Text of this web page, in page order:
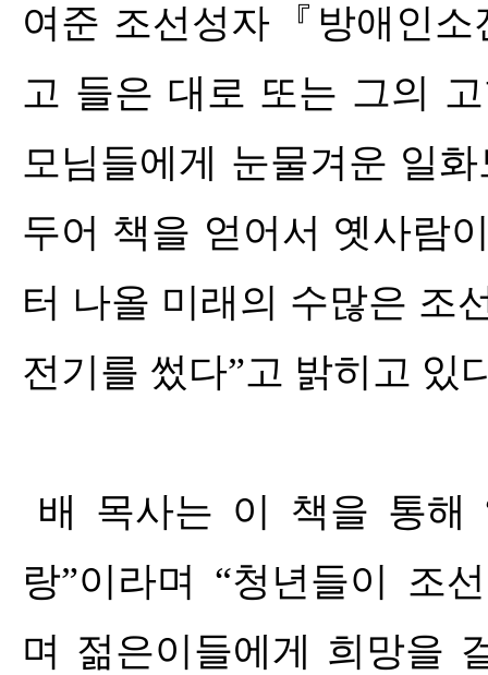
여준 조선성자 『 방애인소
고 들은 대로 또는 그의
모님들에게 눈물겨운 일
두어 책을 얻어서 옛사람
터 나올 미래의 수많은 조
전기를 썼다”고 밝히고 있
배 목사는 이 책을 통해
랑”이라며 “청년들이 조
며 젊은이들에게 희망을